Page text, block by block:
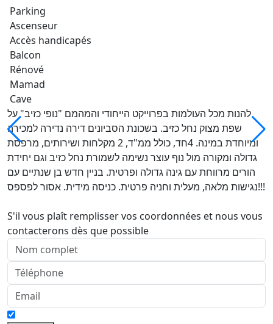
Parking
Ascenseur
Accès handicapés
Balcon
Rénové
Mamad
Cave
להנות מכל העולמות בפרוייקט הייחודי והמהמם "נופי כזיב" על
שפת מצוק נחל כזיב. בשכונת הסביונים דירה נדירה למכירה
ומיוחדת במינה. 4חד, כולל ממ"ד, 2 מקלחות ושירותים, מרפסת
גדולה ומקורה מול נוף עוצר נשימה לשמורת נחל כזיב וגם יחידת
הורים מרווחת עם גינה גדולה ופרטית. בניין חדש בן שנתיים עם
נגישות מלאה, מעלית וחניה פרטית. כניסה מידית. אסור לפספס!!!
S'il vous plaît remplisser vos coordonnées et nous vous
contacterons dès que possible